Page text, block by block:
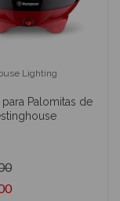
Lighting
para Palomitas de